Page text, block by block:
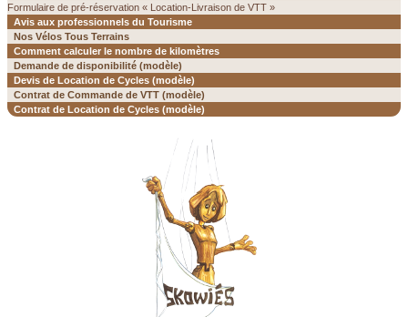
Formulaire de pré-réservation « Location-Livraison de VTT »
Avis aux professionnels du Tourisme
Nos Vélos Tous Terrains
Comment calculer le nombre de kilomètres
Demande de disponibilité (modèle)
Devis de Location de Cycles (modèle)
Contrat de Commande de VTT (modèle)
Contrat de Location de Cycles (modèle)